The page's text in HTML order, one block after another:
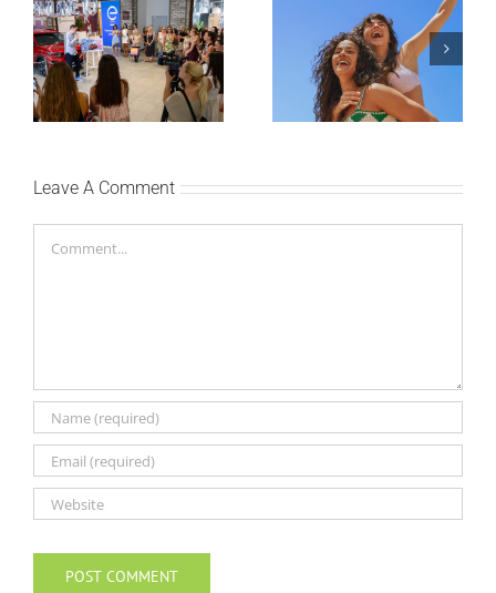
Lilly Drogerie proslavile
10. online rođendan,
uručile automobil
Citroën C3 i najavile
saradnju sa
šampionkom Andreom
Leto menja naše navike
– vreme je da
promenite i beauty
rutinu
Leave A Comment